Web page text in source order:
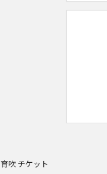
育吹 チケット